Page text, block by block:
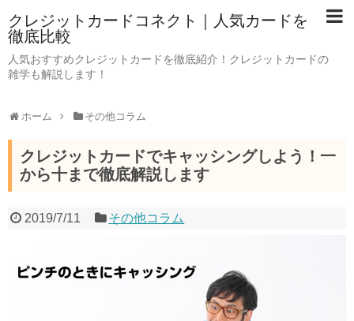
クレジットカードコネクト｜人気カードを
徹底比較
人気おすすめクレジットカードを徹底紹介！クレジットカードの
雑学も解説します！
ホーム その他コラム
クレジットカードでキャッシングしよう！一
から十まで徹底解説します
2019/7/11 その他コラム